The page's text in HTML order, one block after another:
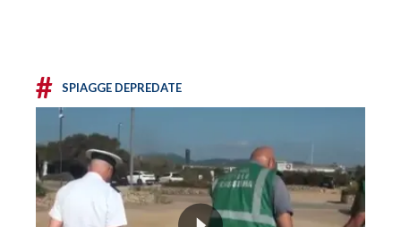
# SPIAGGE DEPREDATE